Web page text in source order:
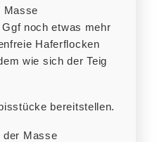
Masse
noch etwas mehr
Haferflocken
wie sich der Teig
bereitstellen.